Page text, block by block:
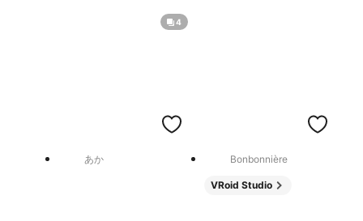
4
あか Bonbonnière
VRoid Studio